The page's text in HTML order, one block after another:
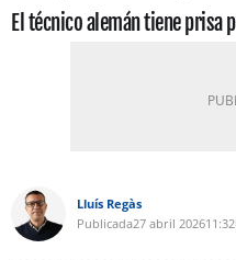
El técnico alemán tiene prisa
Lluís Regàs
Publicada27 abril 2026